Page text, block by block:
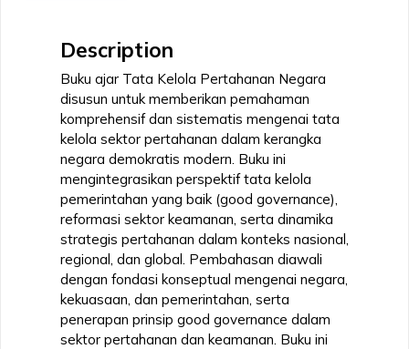
Description
Buku ajar Tata Kelola Pertahanan Negara
disusun untuk memberikan pemahaman
komprehensif dan sistematis mengenai tata
kelola sektor pertahanan dalam kerangka
negara demokratis modern. Buku ini
mengintegrasikan perspektif tata kelola
pemerintahan yang baik (good governance),
reformasi sektor keamanan, serta dinamika
strategis pertahanan dalam konteks nasional,
regional, dan global. Pembahasan diawali
dengan fondasi konseptual mengenai negara,
kekuasaan, dan pemerintahan, serta
penerapan prinsip good governance dalam
sektor pertahanan dan keamanan. Buku ini